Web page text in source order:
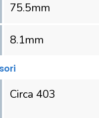
75.5mm
8.1mm
Circa 403